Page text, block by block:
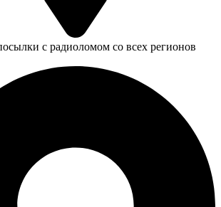
с радиоломом со всех регионов